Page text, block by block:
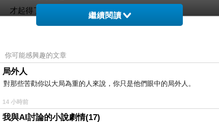
才起得了溫度
障蔽了靈魂
你 有罪
尤其在 為文發哏
害人動念之後
不給說話的
繼續閱讀
你可能感興趣的文章
局外人
對那些苦勸你以大局為重的人來說，你只是他們眼中的局外人。
14 小時前
我與AI討論的小說劇情(17)